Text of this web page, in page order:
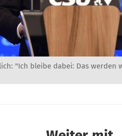
"Ich bleibe dabei: Das werden